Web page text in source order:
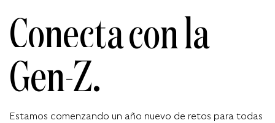
Conecta con la
Gen-Z.
Estamos comenzando un año nuevo de retos para todas